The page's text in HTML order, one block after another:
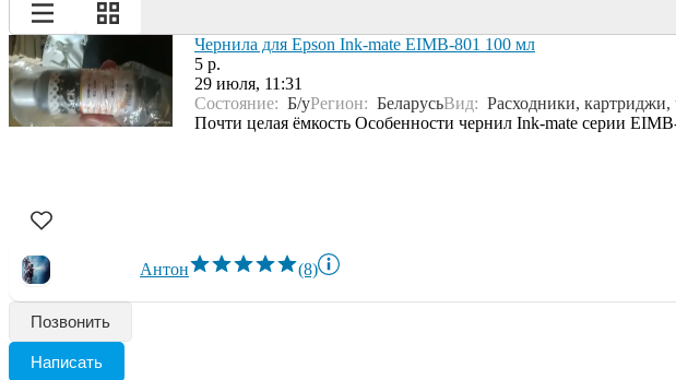
Чернила для Epson Ink-mate EIMB-801 100 мл
5 р.
29 июля, 11:31
Состояние: Б/уРегион: БеларусьВид: Расходники, картриджи,
Почти целая ёмкость Особенности чернил Ink-mate серии
Антон (8)
Позвонить
Написать